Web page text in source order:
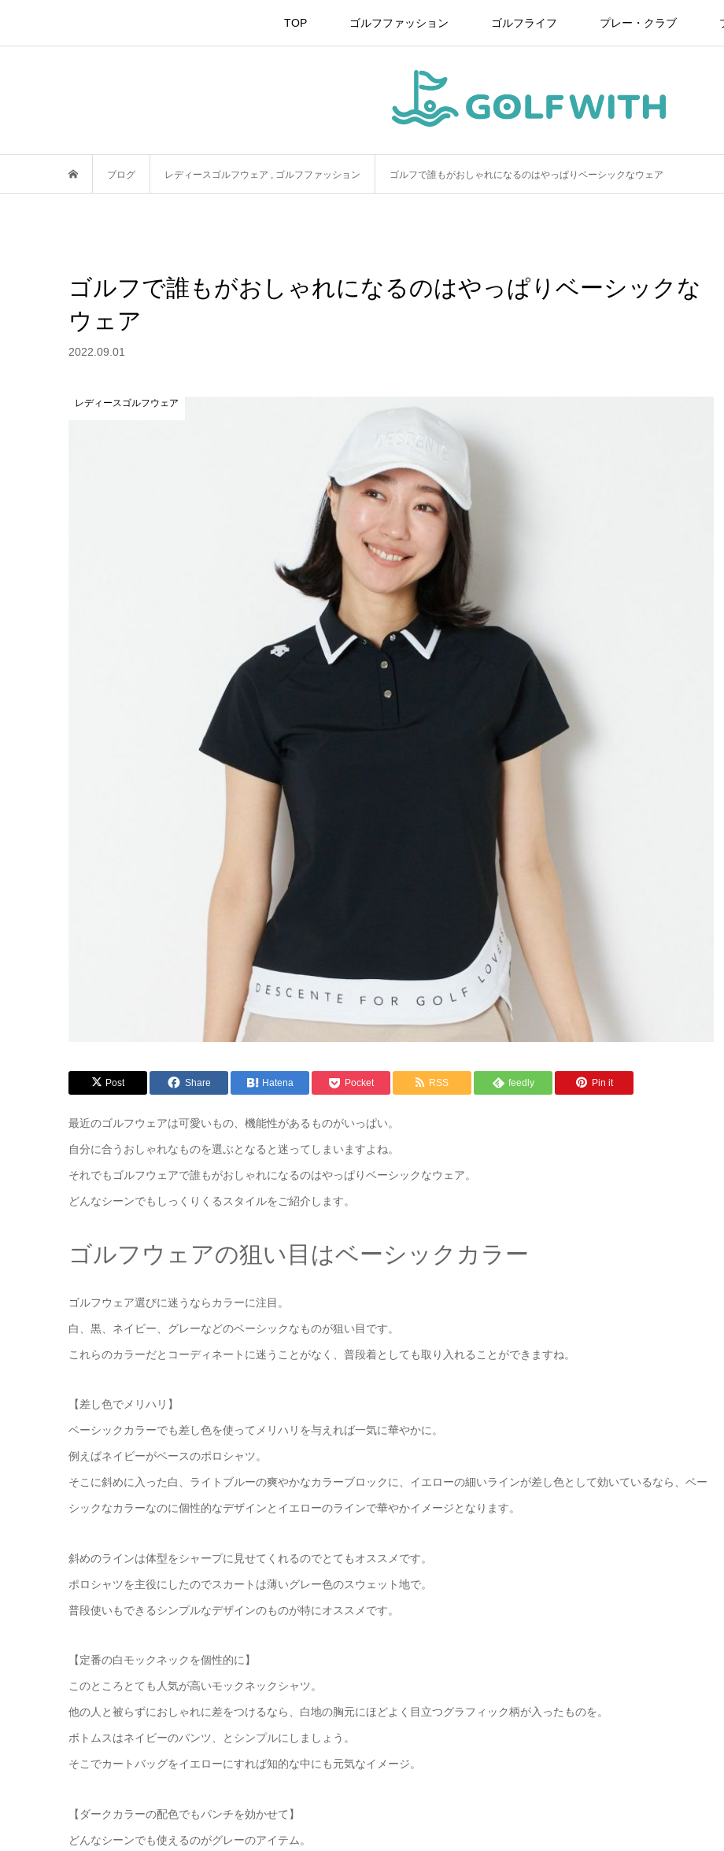
TOP ゴルフファッション ゴルフライフ プレー・クラブ
ブログ レディースゴルフウェア ゴルフファッション ゴルフで誰もがおしゃれになるのはやっぱりベーシックなウェア
ゴルフで誰もがおしゃれになるのはやっぱりベーシックな
ウェア
2022.09.01
レディースゴルフウェア
Post Share Hatena Pocket RSS feedly Pin it
最近のゴルフウェアは可愛いもの、機能性があるものがいっぱい。
自分に合うおしゃれなものを選ぶとなると迷ってしまいますよね。
それでもゴルフウェアで誰もがおしゃれになるのはやっぱりベーシックなウェア。
どんなシーンでもしっくりくるスタイルをご紹介します。
ゴルフウェアの狙い目はベーシックカラー
ゴルフウェア選びに迷うならカラーに注目。
白、黒、ネイビー、グレーなどのベーシックなものが狙い目です。
これらのカラーだとコーディネートに迷うことがなく、普段着としても取り入れることができますね。
【差し色でメリハリ】
ベーシックカラーでも差し色を使ってメリハリを与えれば一気に華やかに。
例えばネイビーがベースのポロシャツ。
そこに斜めに入った白、ライトブルーの爽やかなカラーブロックに、イエローの細いラインが差し色として効いているなら、ベー
シックなカラーなのに個性的なデザインとイエローのラインで華やかイメージとなります。
斜めのラインは体型をシャープに見せてくれるのでとてもオススメです。
ポロシャツを主役にしたのでスカートは薄いグレー色のスウェット地で。
普段使いもできるシンプルなデザインのものが特にオススメです。
【定番の白モックネックを個性的に】
このところとても人気が高いモックネックシャツ。
他の人と被らずにおしゃれに差をつけるなら、白地の胸元にほどよく目立つグラフィック柄が入ったものを。
ボトムスはネイビーのパンツ、とシンプルにしましょう。
そこでカートバッグをイエローにすれば知的な中にも元気なイメージ。
【ダークカラーの配色でもパンチを効かせて】
どんなシーンでも使えるのがグレーのアイテム。